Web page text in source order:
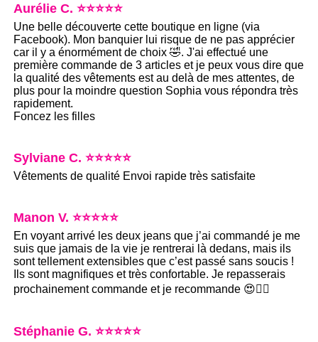
Aurélie C. ⭐⭐⭐⭐⭐
Une belle découverte cette boutique en ligne (via
Facebook). Mon banquier lui risque de ne pas apprécier
car il y a énormément de choix 🤣. J'ai effectué une
première commande de 3 articles et je peux vous dire que
la qualité des vêtements est au delà de mes attentes, de
plus pour la moindre question Sophia vous répondra très
rapidement.
Foncez les filles
Sylviane C. ⭐⭐⭐⭐⭐
Vêtements de qualité Envoi rapide très satisfaite
Manon V. ⭐⭐⭐⭐⭐
En voyant arrivé les deux jeans que j’ai commandé je me
suis que jamais de la vie je rentrerai là dedans, mais ils
sont tellement extensibles que c’est passé sans soucis !
Ils sont magnifiques et très confortable. Je repasserais
prochainement commande et je recommande 😍👍🏽
Stéphanie G. ⭐⭐⭐⭐⭐